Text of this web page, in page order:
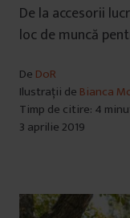
De la accesorii
loc de muncă
De DoR
Ilustrații de Bianca
Timp de citire: 4
3 aprilie 2019